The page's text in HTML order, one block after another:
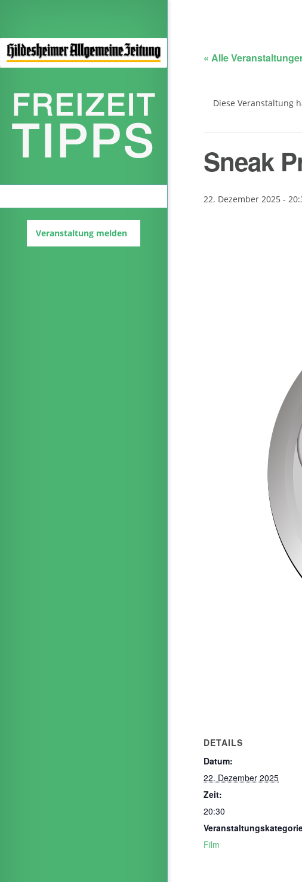
Veranstaltung melden
« Alle
Diese Veranstaltung
Sneak
22. Dezember 2025 -
DETAILS
Datum:
22. Dezember 2025
Zeit:
20:30
Film